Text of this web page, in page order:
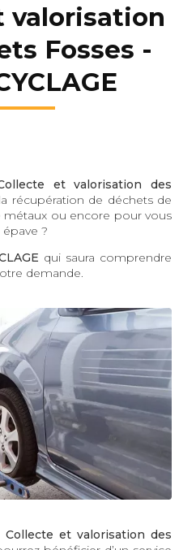
valorisation
Fosses -
et valorisation des
récupération de déchets de
métaux ou encore pour vous
?
qui saura comprendre
demande.
Collecte et valorisation des